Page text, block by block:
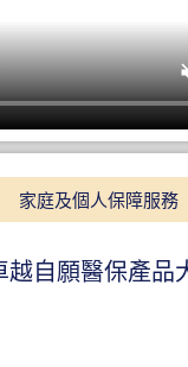
家庭及個人保障服務
越自願醫保產品